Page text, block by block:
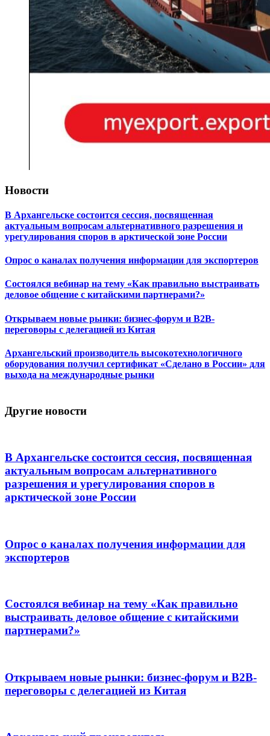
Новости
В Архангельске состоится сессия, посвященная
актуальным вопросам альтернативного разрешения и
урегулирования споров в арктической зоне России
Опрос о каналах получения информации для экспортеров
Состоялся вебинар на тему «Как правильно выстраивать
деловое общение с китайскими партнерами?»
Открываем новые рынки: бизнес-форум и B2B-
переговоры с делегацией из Китая
Архангельский производитель высокотехнологичного
оборудования получил сертификат «Сделано в России» для
выхода на международные рынки
Другие новости
В Архангельске состоится сессия, посвященная
актуальным вопросам альтернативного
разрешения и урегулирования споров в
арктической зоне России
Опрос о каналах получения информации для
экспортеров
Состоялся вебинар на тему «Как правильно
выстраивать деловое общение с китайскими
партнерами?»
Открываем новые рынки: бизнес-форум и B2B-
переговоры с делегацией из Китая